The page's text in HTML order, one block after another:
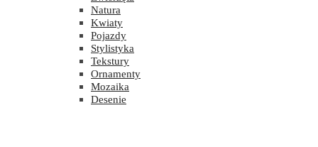
Natura
Kwiaty
Pojazdy
Stylistyka
Tekstury
Ornamenty
Mozaika
Desenie